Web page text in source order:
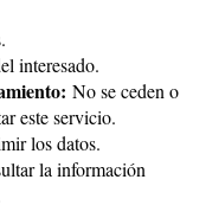
interesado.
No se ceden o
este servicio.
los datos.
la información